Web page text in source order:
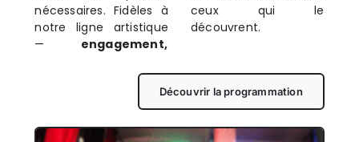
nécessaires. Fidèles à
notre ligne artistique
— engagement,
ceux qui le
découvrent.
Découvrir la programmation